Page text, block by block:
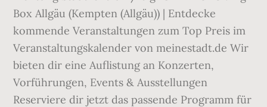
Box Allgäu (Kempten (Allgäu)) | Entdecke
kommende Veranstaltungen zum Top Preis im
Veranstaltungskalender von meinestadt.de Wir
bieten dir eine Auflistung an Konzerten,
Vorführungen, Events & Ausstellungen
Reserviere dir jetzt das passende Programm für